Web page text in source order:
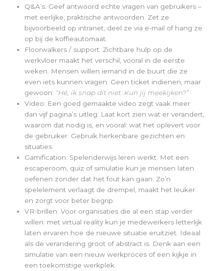
Q&A’s: Geef antwoord echte vragen van gebruikers –
met eerlijke, praktische antwoorden. Zet ze
bijvoorbeeld op intranet, deel ze via e-mail of hang ze
op bij de koffieautomaat.
Floorwalkers / support: Zichtbare hulp op de
werkvloer maakt het verschil, vooral in de eerste
weken. Mensen willen iemand in de buurt die ze
even iets kunnen vragen. Geen ticket indienen, maar
gewoon: “Hé, ik snap dit niet. Kun jij meekijken?”
Video: Een goed gemaakte video zegt vaak meer
dan vijf pagina’s uitleg. Laat kort zien wat er verandert,
waarom dat nodig is, en vooral: wat het oplevert voor
de gebruiker. Gebruik herkenbare gezichten en
situaties.
Gamification: Spelenderwijs leren werkt. Met een
escaperoom, quiz of simulatie kun je mensen laten
oefenen zonder dat het fout kan gaan. Zo’n
spelelement verlaagt de drempel, maakt het leuker
en zorgt voor beter begrip.
VR-brillen: Voor organisaties die al een stap verder
willen: met virtual reality kun je medewerkers letterlijk
laten ervaren hoe de nieuwe situatie eruitziet. Ideaal
als de verandering groot of abstract is. Denk aan een
simulatie van een nieuw werkproces of een kijkje in
een toekomstige werkplek.